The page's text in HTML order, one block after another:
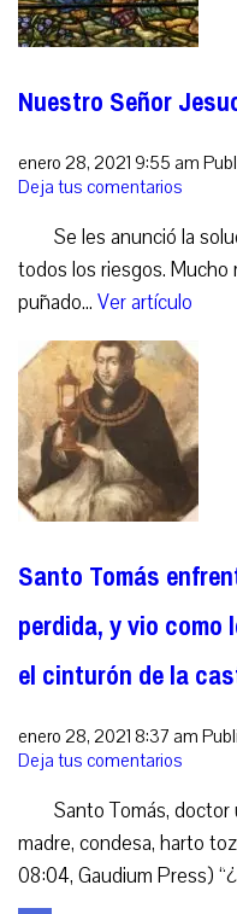
Nuestro Señor
enero 28, 2021 9:55 am
Deja tus comentarios
Se les anunció la
todos los riesgos. Mucho
puñado... Ver artículo
Santo Tomás
perdida, y vio
el cinturón de la
enero 28, 2021 8:37 am
Deja tus comentarios
Santo Tomás, doctor
madre, condesa, harto
08:04, Gaudium Press)